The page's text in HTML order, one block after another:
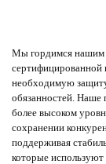
Мы гордимся нашим
сертифицированной
необходимую
обязанностей. Наше
более высоком
сохранении
поддерживая
которые